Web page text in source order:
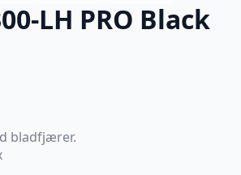
LH PRO Black
bladfjærer.